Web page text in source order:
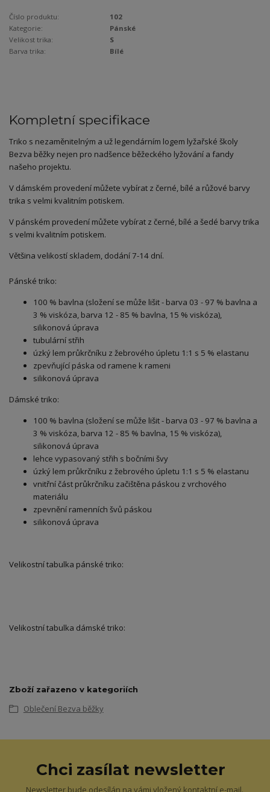
Číslo produktu:
102
Kategorie:
Pánské
Velikost trika:
S
Barva trika:
Bílé
Kompletní specifikace
Triko s nezaměnitelným a už legendárním logem lyžařské školy
Bezva běžky nejen pro nadšence běžeckého lyžování a fandy
našeho projektu.
V dámském provedení můžete vybírat z černé, bílé a růžové barvy
trika s velmi kvalitním potiskem.
V pánském provedení můžete vybírat z černé, bílé a šedé barvy trika
s velmi kvalitním potiskem.
Většina velikostí skladem, dodání 7-14 dní.
Pánské triko:
100 % bavlna (složení se může lišit - barva 03 - 97 % bavlna a
3 % viskóza, barva 12 - 85 % bavlna, 15 % viskóza),
silikonová úprava
tubulární střih
úzký lem průkrčníku z žebrového úpletu 1:1 s 5 % elastanu
zpevňující páska od ramene k rameni
silikonová úprava
Dámské triko:
100 % bavlna (složení se může lišit - barva 03 - 97 % bavlna a
3 % viskóza, barva 12 - 85 % bavlna, 15 % viskóza),
silikonová úprava
lehce vypasovaný střih s bočními švy
úzký lem průkrčníku z žebrového úpletu 1:1 s 5 % elastanu
vnitřní část průkrčníku začištěna páskou z vrchového
materiálu
zpevnění ramenních švů páskou
silikonová úprava
Velikostní tabulka pánské triko:
Velikostní tabulka dámské triko:
Zboží zařazeno v kategoriích
Oblečení Bezva běžky
Chci zasílat newsletter
Newsletter bude odesílán na vámi vložený kontaktní e-mail.